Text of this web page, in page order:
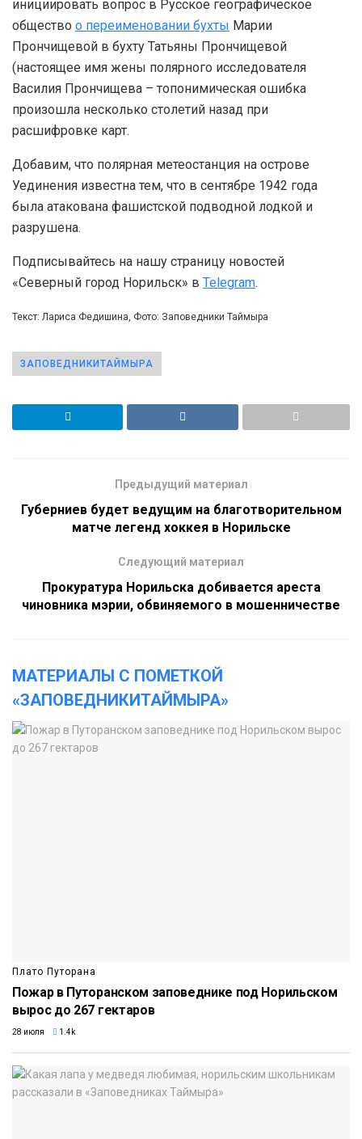
инициировать вопрос в Русское географическое
общество о переименовании бухты Марии
Прончищевой в бухту Татьяны Прончищевой
(настоящее имя жены полярного исследователя
Василия Прончищева – топонимическая ошибка
произошла несколько столетий назад при
расшифровке карт.
Добавим, что полярная метеостанция на острове
Уединения известна тем, что в сентябре 1942 года
была атакована фашистской подводной лодкой и
разрушена.
Подписывайтесь на нашу страницу новостей
«Северный город Норильск» в Telegram.
Текст: Лариса Федишина, Фото: Заповедники Таймыра
ЗАПОВЕДНИКИТАЙМЫРА
Предыдущий материал
Губерниев будет ведущим на благотворительном
матче легенд хоккея в Норильске
Следующий материал
Прокуратура Норильска добивается ареста
чиновника мэрии, обвиняемого в мошенничестве
МАТЕРИАЛЫ С ПОМЕТКОЙ
«ЗАПОВЕДНИКИТАЙМЫРА»
Плато Путорана
Пожар в Путоранском заповеднике под Норильском
вырос до 267 гектаров
28 июля 1.4k